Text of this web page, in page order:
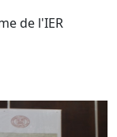
de l'IER